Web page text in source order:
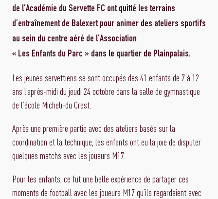
de l’Académie du Servette FC ont quitté les terrains
d’entraînement de Balexert pour animer des ateliers sportifs
au sein du centre aéré de l’Association
« Les Enfants du Parc » dans le quartier de Plainpalais.
Les jeunes servettiens se sont occupés des 41 enfants de 7 à 12
ans l’après-midi du jeudi 24 octobre dans la salle de gymnastique
de l’école Micheli-du Crest.
Après une première partie avec des ateliers basés sur la
coordination et la technique, les enfants ont eu la joie de disputer
quelques matchs avec les joueurs M17.
Pour les enfants, ce fut une belle expérience de partager ces
moments de football avec les joueurs M17 qu’ils regardaient avec